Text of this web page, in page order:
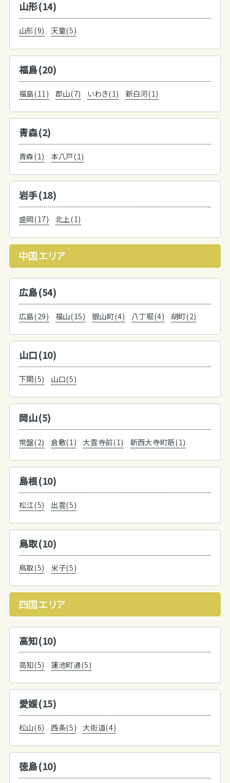
山形(14)
山形(9) 天童(5)
福島(20)
福島(11) 郡山(7) いわき(1) 新白河(1)
青森(2)
青森(1) 本八戸(1)
岩手(18)
盛岡(17) 北上(1)
中国エリア
広島(54)
広島(29) 福山(15) 銀山町(4) 八丁堀(4) 胡町(2)
山口(10)
下関(5) 山口(5)
岡山(5)
常盤(2) 倉敷(1) 大雲寺前(1) 新西大寺町筋(1)
島根(10)
松江(5) 出雲(5)
鳥取(10)
鳥取(5) 米子(5)
四国エリア
高知(10)
高知(5) 蓮池町通(5)
愛媛(15)
松山(6) 西条(5) 大街道(4)
徳島(10)